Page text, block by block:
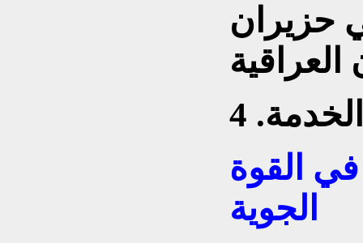
حزيران
القوة
الجوية